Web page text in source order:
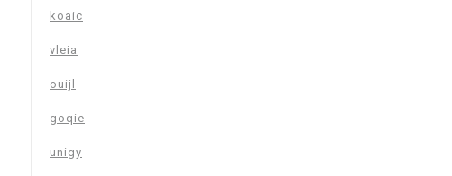
koaic
vleia
ouijl
goqie
unigy